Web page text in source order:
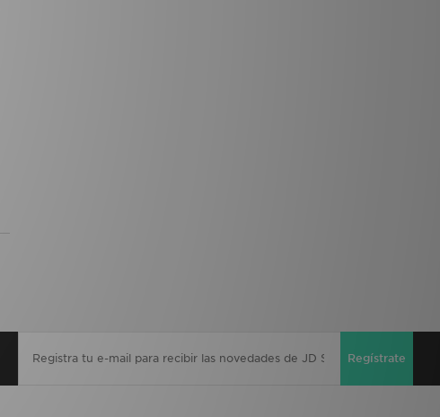
Regístrate